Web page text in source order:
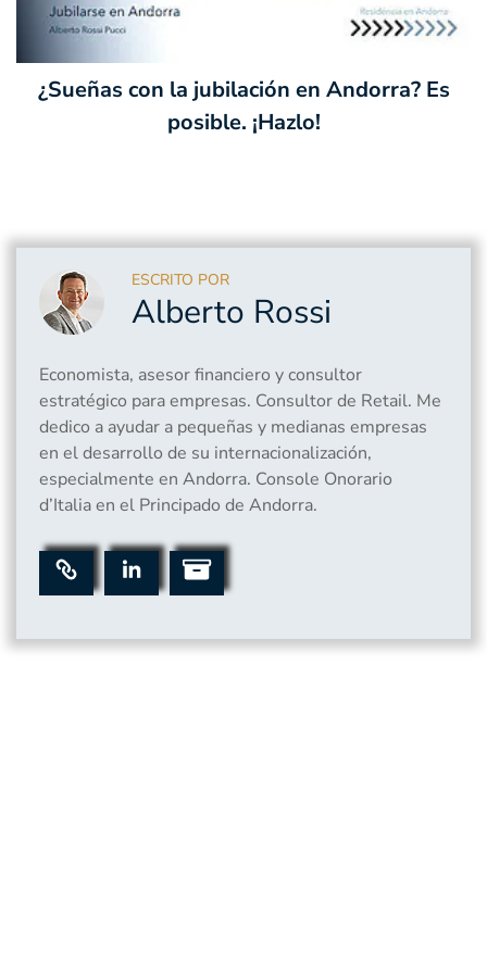
¿Sueñas con la jubilación en Andorra? Es
posible. ¡Hazlo!
ESCRITO POR
Alberto Rossi
Economista, asesor financiero y consultor
estratégico para empresas. Consultor de Retail. Me
dedico a ayudar a pequeñas y medianas empresas
en el desarrollo de su internacionalización,
especialmente en Andorra. Console Onorario
d’Italia en el Principado de Andorra.